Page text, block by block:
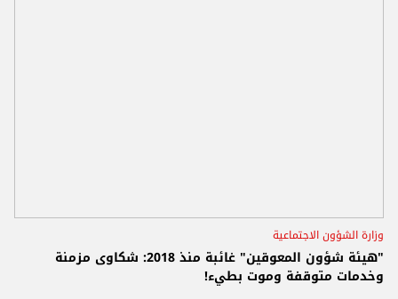
وزارة الشؤون الاجتماعية
"هيئة شؤون المعوقين" غائبة منذ 2018: شكاوى مزمنة
وخدمات متوقفة وموت بطيء!